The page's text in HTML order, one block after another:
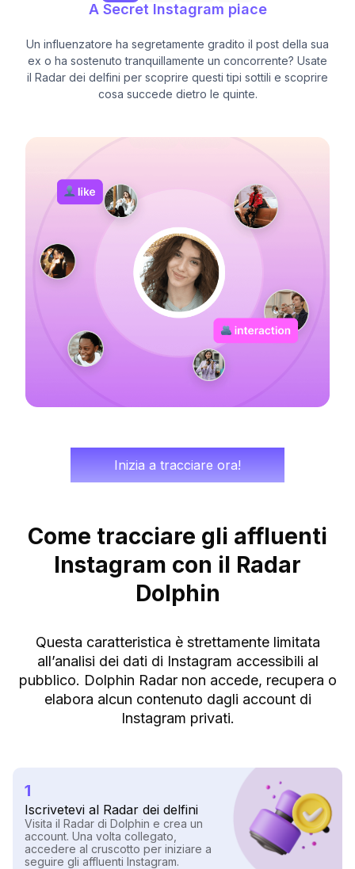
A Secret Instagram piace
Un influenzatore ha segretamente gradito il post della sua
ex o ha sostenuto tranquillamente un concorrente? Usate
il Radar dei delfini per scoprire questi tipi sottili e scoprire
cosa succede dietro le quinte.
Inizia a tracciare ora!
Come tracciare gli affluenti
Instagram con il Radar
Dolphin
Questa caratteristica è strettamente limitata
all’analisi dei dati di Instagram accessibili al
pubblico. Dolphin Radar non accede, recupera o
elabora alcun contenuto dagli account di
Instagram privati.
1
Iscrivetevi al Radar dei delfini
Visita il Radar di Dolphin e crea un
account. Una volta collegato,
accedere al cruscotto per iniziare a
seguire gli affluenti Instagram.